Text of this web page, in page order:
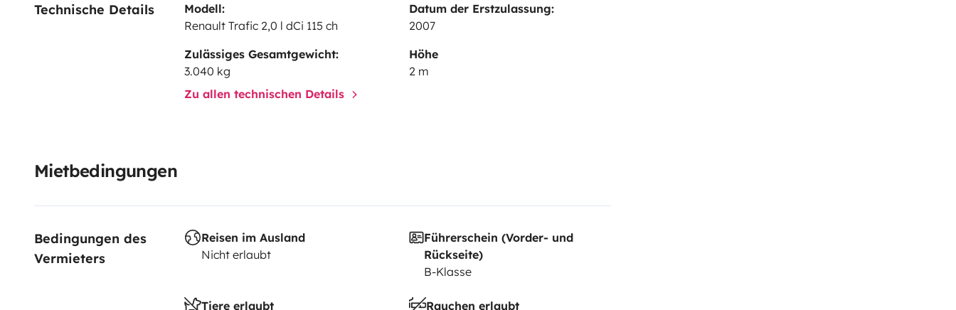
Technische Details
Modell:
Renault Trafic 2,0 l dCi 115 ch
Datum der Erstzulassung:
2007
Zulässiges Gesamtgewicht:
3.040 kg
Höhe
2 m
Zu allen technischen Details
Mietbedingungen
Bedingungen des
Vermieters
Reisen im Ausland
Nicht erlaubt
Führerschein (Vorder- und
Rückseite)
B-Klasse
Tiere erlaubt
Rauchen erlaubt